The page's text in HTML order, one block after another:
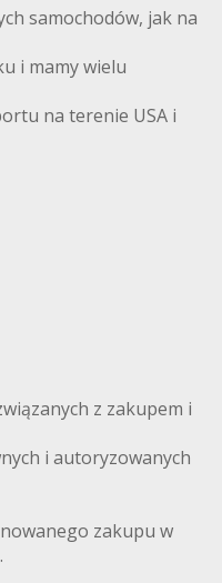
samochodów, jak na
i mamy wielu
na terenie USA i
z zakupem i
i autoryzowanych
zakupu w